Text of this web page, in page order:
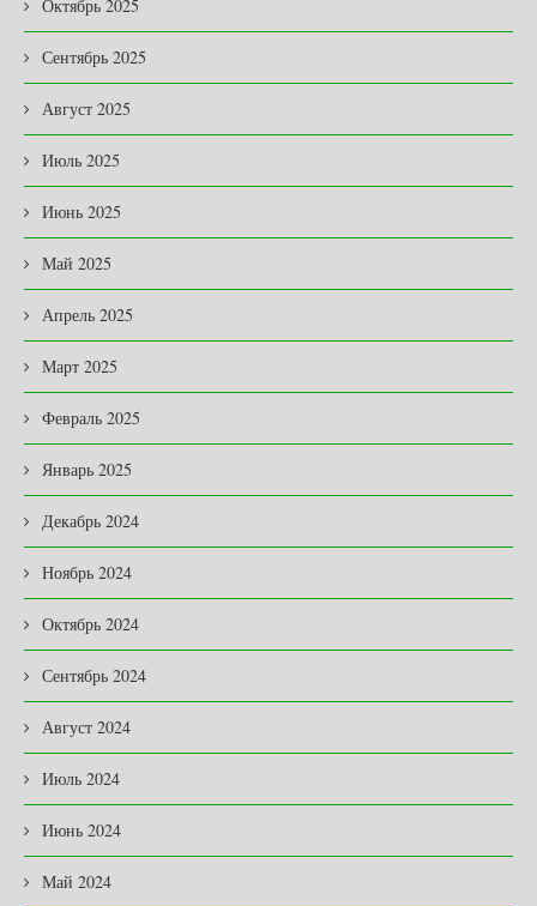
Октябрь 2025
Сентябрь 2025
Август 2025
Июль 2025
Июнь 2025
Май 2025
Апрель 2025
Март 2025
Февраль 2025
Январь 2025
Декабрь 2024
Ноябрь 2024
Октябрь 2024
Сентябрь 2024
Август 2024
Июль 2024
Июнь 2024
Май 2024